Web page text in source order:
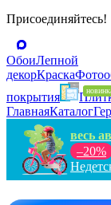
Присоединяйтесь!
ОбоиЛепной
декорКраска
покрытия
ГлавнаяКаталог
весь
–20%